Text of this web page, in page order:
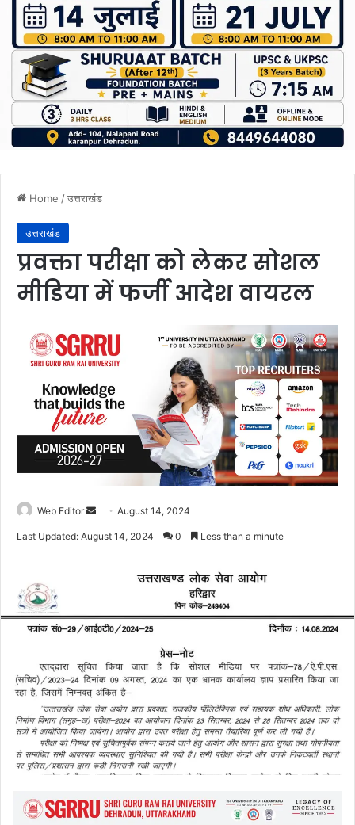
Home /उत्तराखंड
उत्तराखंड
प्रवक्ता परीक्षा को लेकर सोशल
मीडिया में फर्जी आदेश वायरल
Web Editor
e
a
i
August 14, 2024
Last Updated: August 14, 2024 0 Less than a minute